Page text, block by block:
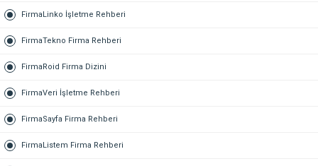
FirmaLinko İşletme Rehberi
FirmaTekno Firma Rehberi
FirmaRoid Firma Dizini
FirmaVeri İşletme Rehberi
FirmaSayfa Firma Rehberi
FirmaListem Firma Rehberi